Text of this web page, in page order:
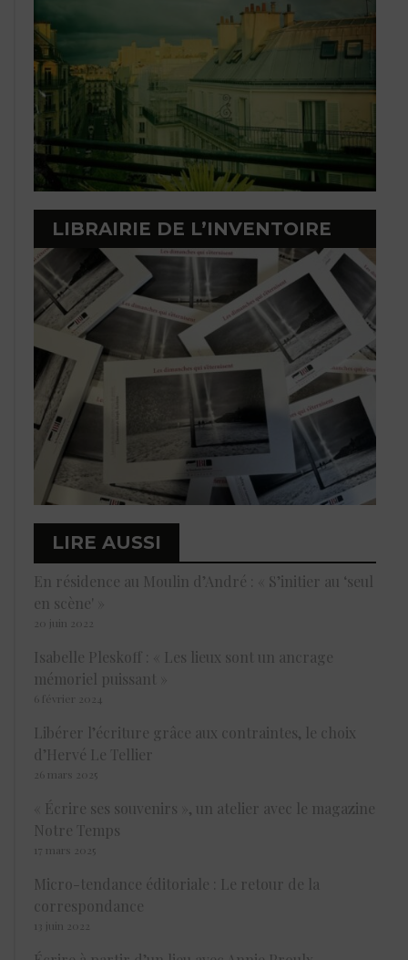
LIBRAIRIE DE L’INVENTOIRE
LIRE AUSSI
En résidence au Moulin d’André : « S’initier au ‘seul
en scène' »
20 juin 2022
Isabelle Pleskoff : « Les lieux sont un ancrage
mémoriel puissant »
6 février 2024
Libérer l’écriture grâce aux contraintes, le choix
d’Hervé Le Tellier
26 mars 2025
« Écrire ses souvenirs », un atelier avec le magazine
Notre Temps
17 mars 2025
Micro-tendance éditoriale : Le retour de la
correspondance
13 juin 2022